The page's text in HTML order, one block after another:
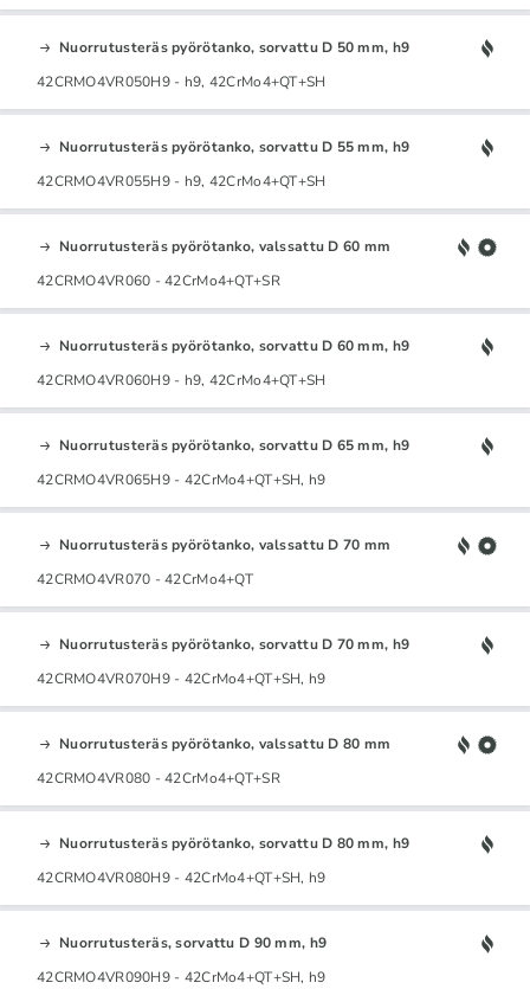
Nuorrutusteräs pyörötanko, sorvattu D 50 mm, h9
42CRMO4VR050H9 - h9, 42CrMo4+QT+SH
Nuorrutusteräs pyörötanko, sorvattu D 55 mm, h9
42CRMO4VR055H9 - h9, 42CrMo4+QT+SH
Nuorrutusteräs pyörötanko, valssattu D 60 mm
42CRMO4VR060 - 42CrMo4+QT+SR
Nuorrutusteräs pyörötanko, sorvattu D 60 mm, h9
42CRMO4VR060H9 - h9, 42CrMo4+QT+SH
Nuorrutusteräs pyörötanko, sorvattu D 65 mm, h9
42CRMO4VR065H9 - 42CrMo4+QT+SH, h9
Nuorrutusteräs pyörötanko, valssattu D 70 mm
42CRMO4VR070 - 42CrMo4+QT
Nuorrutusteräs pyörötanko, sorvattu D 70 mm, h9
42CRMO4VR070H9 - 42CrMo4+QT+SH, h9
Nuorrutusteräs pyörötanko, valssattu D 80 mm
42CRMO4VR080 - 42CrMo4+QT+SR
Nuorrutusteräs pyörötanko, sorvattu D 80 mm, h9
42CRMO4VR080H9 - 42CrMo4+QT+SH, h9
Nuorrutusteräs, sorvattu D 90 mm, h9
42CRMO4VR090H9 - 42CrMo4+QT+SH, h9